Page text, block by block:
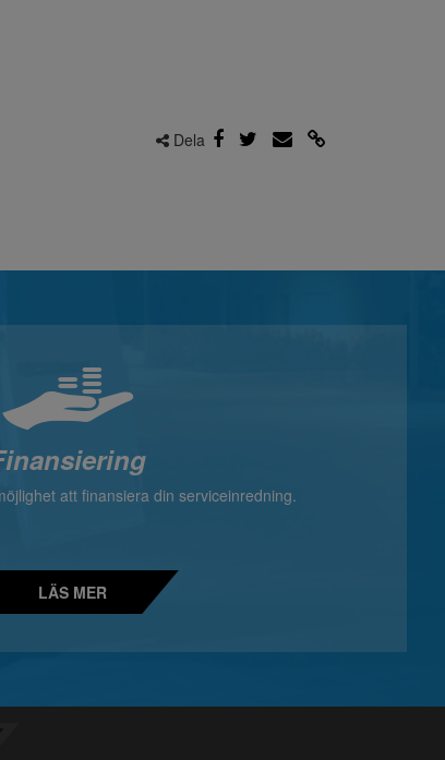
Dela
att finansiera din serviceinredning.
LÄS MER